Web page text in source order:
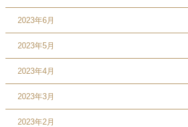
2023年6月
2023年5月
2023年4月
2023年3月
2023年2月